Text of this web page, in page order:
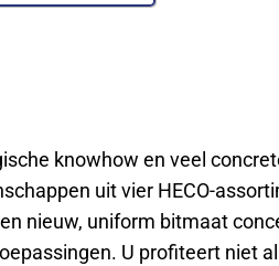
knowhow en veel
uit vier HECO-
nieuw, uniform bitmaat
U profiteert niet